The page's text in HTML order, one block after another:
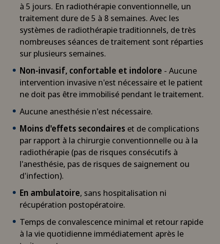
à 5 jours. En radiothérapie conventionnelle, un
traitement dure de 5 à 8 semaines. Avec les
systèmes de radiothérapie traditionnels, de très
nombreuses séances de traitement sont réparties
sur plusieurs semaines.
Non-invasif, confortable et indolore - Aucune
intervention invasive n'est nécessaire et le patient
ne doit pas être immobilisé pendant le traitement.
Aucune anesthésie n'est nécessaire.
Moins d'effets secondaires et de complications
par rapport à la chirurgie conventionnelle ou à la
radiothérapie (pas de risques consécutifs à
l'anesthésie, pas de risques de saignement ou
d'infection).
En ambulatoire, sans hospitalisation ni
récupération postopératoire.
Temps de convalescence minimal et retour rapide
à la vie quotidienne immédiatement après le